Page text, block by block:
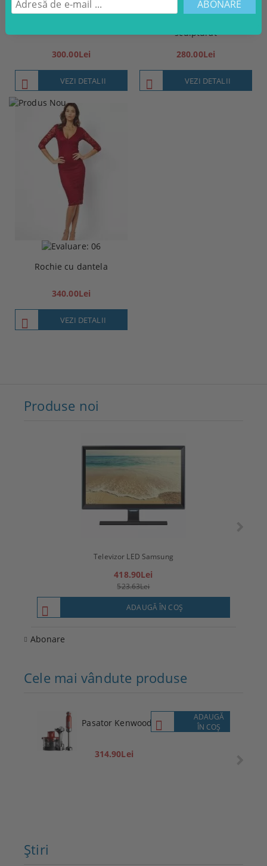
300.00Lei
VEZI DETALII
sculpturat
280.00Lei
VEZI DETALII
Rochie cu dantela
340.00Lei
VEZI DETALII
Produse noi
Televizor LED Samsung
418.90Lei
523.63Lei
ADAUGĂ ÎN COŞ
Abonare
Cele mai vândute produse
Pasator Kenwood
314.90Lei
ADAUGĂ
ÎN COŞ
Ştiri